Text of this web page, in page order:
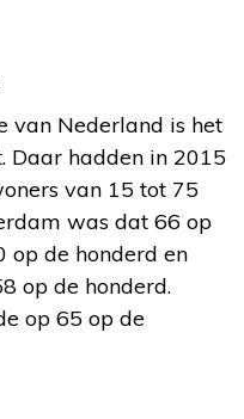
van Nederland is het
Daar hadden in 2015
van 15 tot 75
was dat 66 op
op de honderd en
op de honderd.
op 65 op de